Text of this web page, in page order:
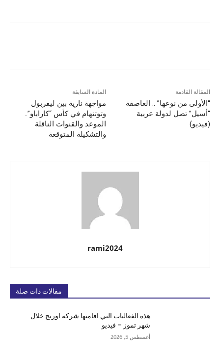
المادة السابقة
مواجهة نارية بين ليفربول
وتوتنهام في كأس “كاراباو”..
الموعد والقنوات الناقلة
والتشكيلة المتوقعة
المقالة القادمة
“الأولى من نوعها” .. العاصفة
“أسيل” تصل لدولة عربية
(فيديو)
rami2024
مقالات ذات صلة
هذه الفعاليات التي اقامتها شركة اورنج خلال
شهر تموز – فيديو
أغسطس 5, 2026